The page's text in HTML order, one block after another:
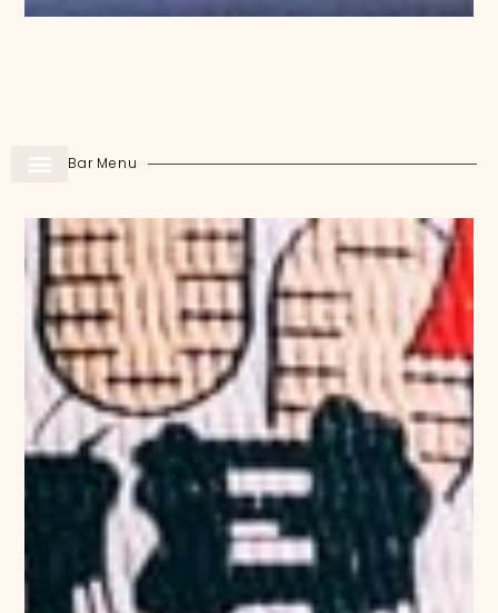
Bar Menu